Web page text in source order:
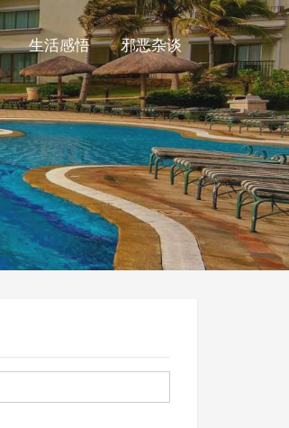
生活感悟 邪恶杂谈